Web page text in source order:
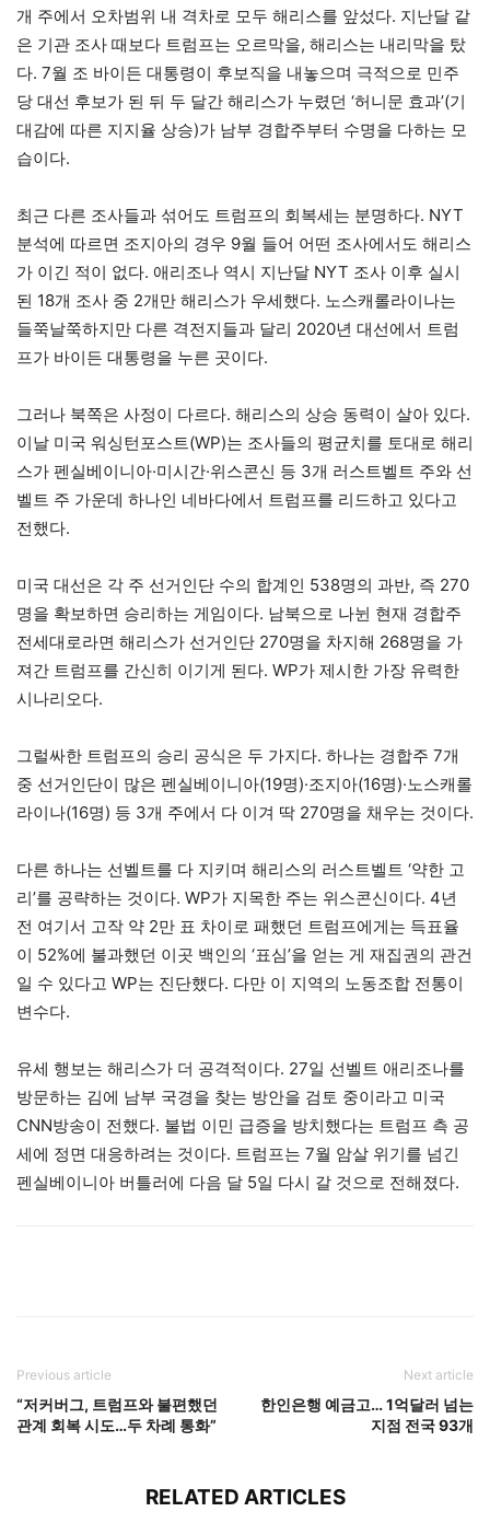
개 주에서 오차범위 내 격차로 모두 해리스를 앞섰다. 지난달 같
은 기관 조사 때보다 트럼프는 오르막을, 해리스는 내리막을 탔
다. 7월 조 바이든 대통령이 후보직을 내놓으며 극적으로 민주
당 대선 후보가 된 뒤 두 달간 해리스가 누렸던 ‘허니문 효과’(기
대감에 따른 지지율 상승)가 남부 경합주부터 수명을 다하는 모
습이다.
최근 다른 조사들과 섞어도 트럼프의 회복세는 분명하다. NYT
분석에 따르면 조지아의 경우 9월 들어 어떤 조사에서도 해리스
가 이긴 적이 없다. 애리조나 역시 지난달 NYT 조사 이후 실시
된 18개 조사 중 2개만 해리스가 우세했다. 노스캐롤라이나는
들쭉날쭉하지만 다른 격전지들과 달리 2020년 대선에서 트럼
프가 바이든 대통령을 누른 곳이다.
그러나 북쪽은 사정이 다르다. 해리스의 상승 동력이 살아 있다.
이날 미국 워싱턴포스트(WP)는 조사들의 평균치를 토대로 해리
스가 펜실베이니아·미시간·위스콘신 등 3개 러스트벨트 주와 선
벨트 주 가운데 하나인 네바다에서 트럼프를 리드하고 있다고
전했다.
미국 대선은 각 주 선거인단 수의 합계인 538명의 과반, 즉 270
명을 확보하면 승리하는 게임이다. 남북으로 나뉜 현재 경합주
전세대로라면 해리스가 선거인단 270명을 차지해 268명을 가
져간 트럼프를 간신히 이기게 된다. WP가 제시한 가장 유력한
시나리오다.
그럴싸한 트럼프의 승리 공식은 두 가지다. 하나는 경합주 7개
중 선거인단이 많은 펜실베이니아(19명)·조지아(16명)·노스캐롤
라이나(16명) 등 3개 주에서 다 이겨 딱 270명을 채우는 것이다.
다른 하나는 선벨트를 다 지키며 해리스의 러스트벨트 ‘약한 고
리’를 공략하는 것이다. WP가 지목한 주는 위스콘신이다. 4년
전 여기서 고작 약 2만 표 차이로 패했던 트럼프에게는 득표율
이 52%에 불과했던 이곳 백인의 ‘표심’을 얻는 게 재집권의 관건
일 수 있다고 WP는 진단했다. 다만 이 지역의 노동조합 전통이
변수다.
유세 행보는 해리스가 더 공격적이다. 27일 선벨트 애리조나를
방문하는 김에 남부 국경을 찾는 방안을 검토 중이라고 미국
CNN방송이 전했다. 불법 이민 급증을 방치했다는 트럼프 측 공
세에 정면 대응하려는 것이다. 트럼프는 7월 암살 위기를 넘긴
펜실베이니아 버틀러에 다음 달 5일 다시 갈 것으로 전해졌다.
Previous article
“저커버그, 트럼프와 불편했던
관계 회복 시도…두 차례 통화”
Next article
한인은행 예금고… 1억달러 넘는
지점 전국 93개
RELATED ARTICLES